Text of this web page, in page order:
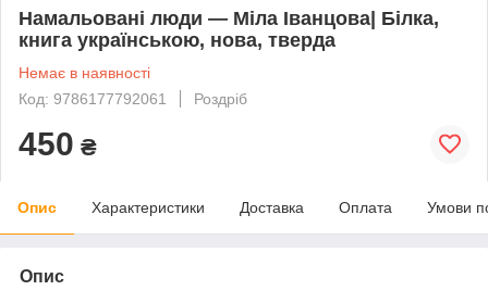
Намальовані люди — Міла Іванцова| Білка,
книга українською, нова, тверда
Немає в наявності
Код: 9786177792061
Роздріб
450 ₴
Опис Характеристики Доставка Оплата Умови
Опис